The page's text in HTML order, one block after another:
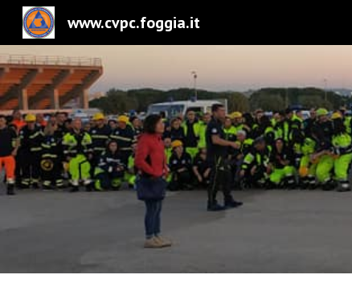
www.cvpc.foggia.it